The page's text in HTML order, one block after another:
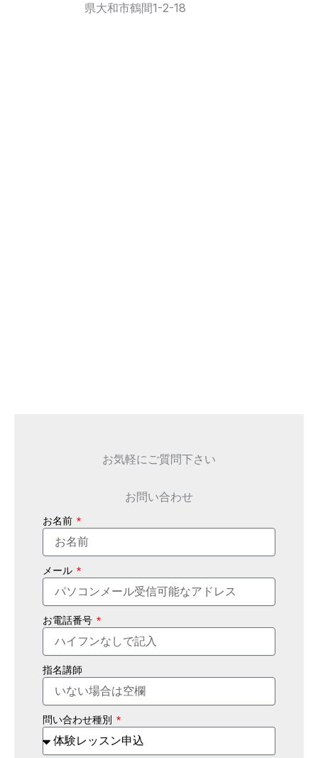
県大和市鶴間1-2-18
お気軽にご質問下さい
お問い合わせ
お名前
メール
お電話番号
指名講師
問い合わせ種別